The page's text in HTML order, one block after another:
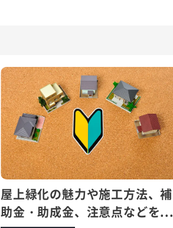
屋上緑化の魅力や施工方法、補
助金・助成金、注意点などを...